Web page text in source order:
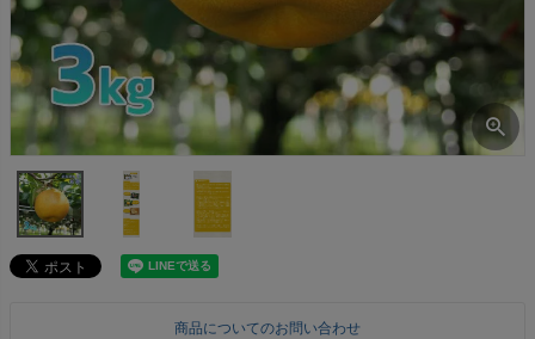
商品についてのお問い合わせ